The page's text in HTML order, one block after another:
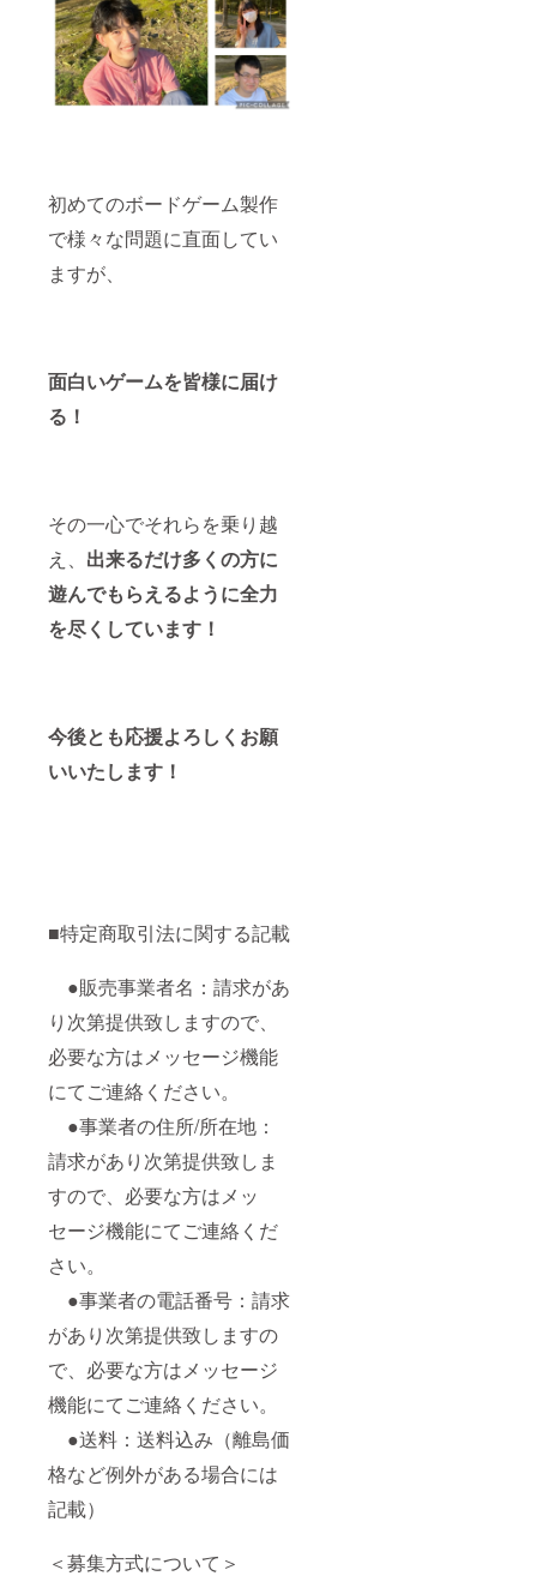
初めてのボードゲーム製作
で様々な問題に直面してい
ますが、
面白いゲームを皆様に届け
る！
その一心でそれらを乗り越
え、 出来るだけ多くの方に
遊んでもらえるように全力
を尽くしています！
今後とも応援よろしくお願
いいたします！
■特定商取引法に関する記載
●販売事業者名：請求があ
り次第提供致しますので、
必要な方はメッセージ機能
にてご連絡ください。
●事業者の住所/所在地：
請求があり次第提供致しま
すので、必要な方はメッ
セージ機能にてご連絡くだ
さい。
●事業者の電話番号：請求
があり次第提供致しますの
で、必要な方はメッセージ
機能にてご連絡ください。
●送料：送料込み（離島価
格など例外がある場合には
記載）
＜募集方式について＞